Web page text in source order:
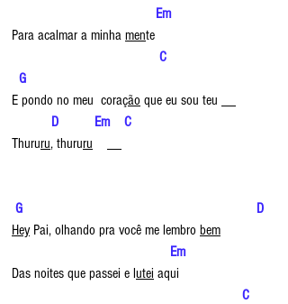
    Em
Para acalmar a minha mente
                         C
  G
E pondo no meu  coração que eu sou teu __
  D          Em    C
Thururu, thururu
G                                                                 D
Hey Pai, olhando pra você me lembro bem
           Em
Das noites que passei e lutei aqui
               C